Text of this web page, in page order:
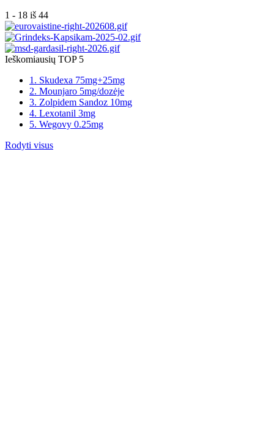
1 - 18 iš 44
Ieškomiausių TOP 5
1. Skudexa 75mg+25mg
2. Mounjaro 5mg/dozėje
3. Zolpidem Sandoz 10mg
4. Lexotanil 3mg
5. Wegovy 0.25mg
Rodyti visus